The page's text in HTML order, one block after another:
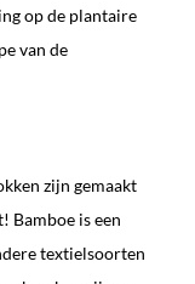
op de plantaire
van de
zijn gemaakt
Bamboe is een
textielsoorten